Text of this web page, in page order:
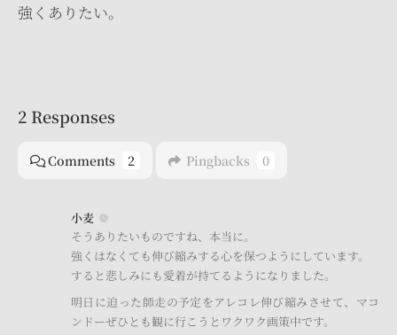
強くありたい。
2 Responses
Comments 2 Pingbacks 0
小麦
そうありたいものですね、本当に。
強くはなくても伸び縮みする心を保つようにしています。
すると悲しみにも愛着が持てるようになりました。
明日に迫った師走の予定をアレコレ伸び縮みさせて、マコ
ンドーぜひとも観に行こうとワクワク画策中です。